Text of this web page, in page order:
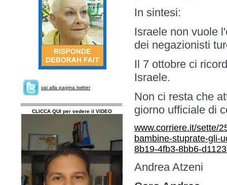
vai alla pagina twitter
CLICCA QUI per vedere il VIDEO
In sintesi:
Israele non vuole
dei negazionisti
Il 7 ottobre ci
Israele.
Non ci resta che
giorno ufficiale di
www.corriere.it/sette/
bambine-stuprate-gli-
8b19-4fb3-8bb6-
Andrea Atzeni